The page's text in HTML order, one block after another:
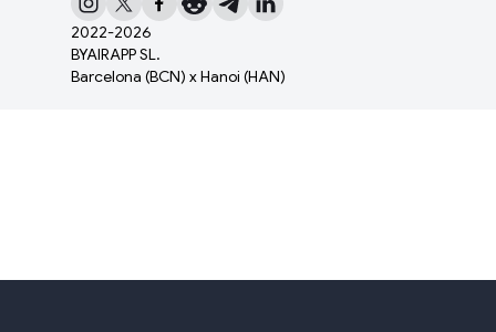
2022-2026
BYAIRAPP SL.
Barcelona (BCN) x Hanoi (HAN)